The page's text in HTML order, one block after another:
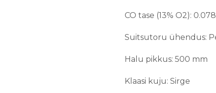
CO tase (13% O2):
Suitsutoru ühendus:
Halu pikkus: 500 mm
Klaasi kuju: Sirge